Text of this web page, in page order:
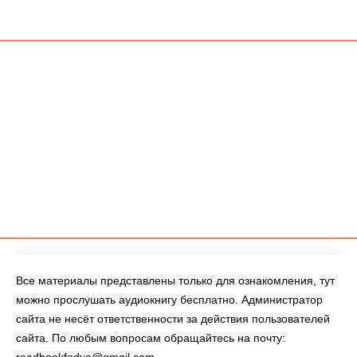
Все материалы представлены только для ознакомления, тут
можно прослушать аудиокнигу бесплатно. Администратор
сайта не несёт ответственности за действия пользователей
сайта. По любым вопросам обращайтесь на почту: